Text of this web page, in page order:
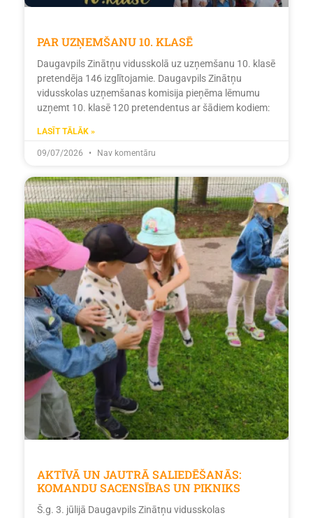
PAR UZŅEMŠANU 10. KLASĒ
Daugavpils Zinātņu vidusskolā uz uzņemšanu 10. klasē
pretendēja 146 izglītojamie. Daugavpils Zinātņu
vidusskolas uzņemšanas komisija pieņēma lēmumu
uzņemt 10. klasē 120 pretendentus ar šādiem kodiem:
LASĪT TĀLĀK »
09/07/2026 Nav komentāru
AKTĪVĀ UN JAUTRĀ SALIEDĒŠANĀS:
KOMANDU SACENSĪBAS UN PIKNIKS
Š.g. 3. jūlijā Daugavpils Zinātņu vidusskolas